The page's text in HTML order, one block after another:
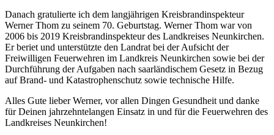
Danach gratulierte ich dem langjährigen Kreisbrandinspekteur
Werner Thom zu seinem 70. Geburtstag. Werner Thom war von
2006 bis 2019 Kreisbrandinspekteur des Landkreises Neunkirchen.
Er beriet und unterstützte den Landrat bei der Aufsicht der
Freiwilligen Feuerwehren im Landkreis Neunkirchen sowie bei der
Durchführung der Aufgaben nach saarländischem Gesetz in Bezug
auf Brand- und Katastrophenschutz sowie technische Hilfe.
Alles Gute lieber Werner, vor allen Dingen Gesundheit und danke
für Deinen jahrzehntelangen Einsatz in und für die Feuerwehren des
Landkreises Neunkirchen!